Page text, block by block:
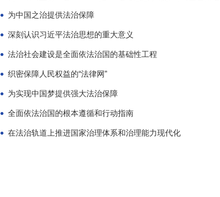
为中国之治提供法治保障
深刻认识习近平法治思想的重大意义
法治社会建设是全面依法治国的基础性工程
织密保障人民权益的“法律网”
为实现中国梦提供强大法治保障
全面依法治国的根本遵循和行动指南
在法治轨道上推进国家治理体系和治理能力现代化